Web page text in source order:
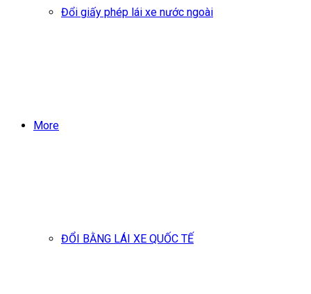
Đổi giấy phép lái xe nước ngoài
More
ĐỔI BẰNG LÁI XE QUỐC TẾ